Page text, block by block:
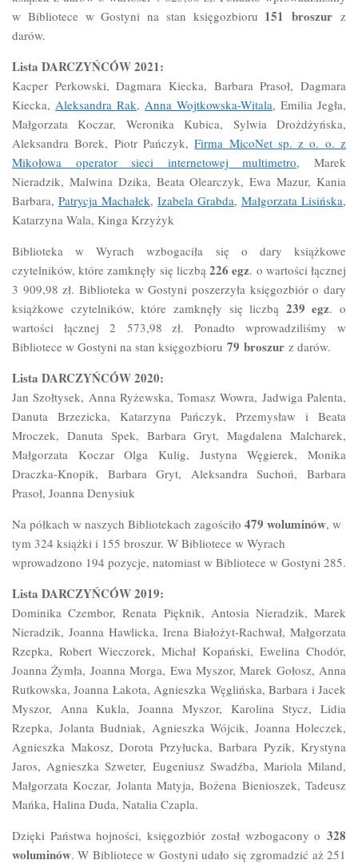
w Bibliotece w Gostyni na stan księgozbioru 151 broszur z
darów.
Lista DARCZYŃCÓW 2021:
Kacper Perkowski, Dagmara Kiecka, Barbara Prasoł, Dagmara
Kiecka, Aleksandra Rak, Anna Wojtkowska-Witala, Emilia Jegła,
Małgorzata Koczar, Weronika Kubica, Sylwia Drożdżyńska,
Aleksandra Borek, Piotr Pańczyk,Firma MicoNet sp. z o. o. z
Mikołowa operator sieci internetowej multimetro, Marek
Nieradzik, Malwina Dzika, Beata Olearczyk, Ewa Mazur, Kania
Barbara, Patrycja Machałek, Izabela Grabda, Małgorzata Lisińska,
Katarzyna Wala, Kinga Krzyżyk
Biblioteka w Wyrach wzbogaciła się o dary książkowe
czytelników, które zamknęły się liczbą226 egz. o wartości łącznej
3 909,98 zł. Biblioteka w Gostyni poszerzyła księgozbiór o dary
książkowe czytelników, które zamknęły się liczbą 239 egz. o
wartości łącznej 2 573,98 zł. Ponadto wprowadziliśmy w
Bibliotece w Gostyni na stan księgozbioru 79 broszur z darów.
Lista DARCZYŃCÓW 2020:
Jan Szołtysek, Anna Ryżewska, Tomasz Wowra, Jadwiga Palenta,
Danuta Brzezicka, Katarzyna Pańczyk, Przemysław i Beata
Mroczek, Danuta Spek, Barbara Gryt, Magdalena Malcharek,
Małgorzata Koczar Olga Kulig, Justyna Węgierek, Monika
Draczka-Knopik, Barbara Gryt, Aleksandra Suchoń, Barbara
Prasoł, Joanna Denysiuk
Na półkach w naszych Bibliotekach zagościło 479 woluminów, w
tym 324 książki i 155 broszur. W Bibliotece w Wyrach
wprowadzono 194 pozycje, natomiast w Bibliotece w Gostyni 285.
Lista DARCZYŃCÓW 2019:
Dominika Czembor, Renata Pięknik, Antosia Nieradzik, Marek
Nieradzik, Joanna Hawlicka, Irena Białożyt-Rachwał, Małgorzata
Rzepka, Robert Wieczorek, Michał Kopański, Ewelina Chodór,
Joanna Żymła, Joanna Morga, Ewa Myszor, Marek Gołosz, Anna
Rutkowska, Joanna Łakota, Agnieszka Węglińska, Barbara i Jacek
Myszor, Anna Kukla, Joanna Myszor, Karolina Stycz, Lidia
Rzepka, Jolanta Budniak, Agnieszka Wójcik, Joanna Holeczek,
Agnieszka Makosz, Dorota Przyłucka, Barbara Pyzik, Krystyna
Jaros, Agnieszka Szweter, Eugeniusz Swadźba, Mariola Miland,
Małgorzata Koczar, Jolanta Matyja, Bożena Bienioszek, Tadeusz
Mańka, Halina Duda, Natalia Czapla.
Dzięki Państwa hojności, księgozbiór został wzbogacony o 328
woluminów. W Bibliotece w Gostyni udało się zgromadzić aż 251